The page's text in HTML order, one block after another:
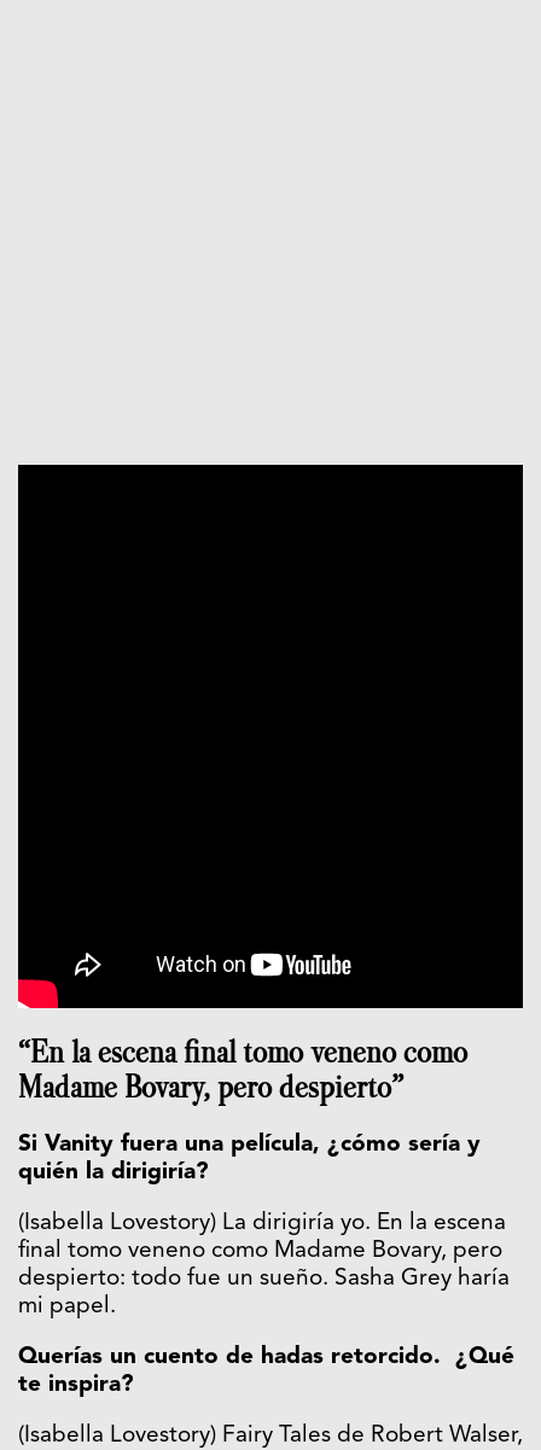
“En la escena final tomo veneno como
Madame Bovary, pero despierto”
Si Vanity fuera una película, ¿cómo sería y
quién la dirigiría?
(Isabella Lovestory) La dirigiría yo. En la escena
final tomo veneno como Madame Bovary, pero
despierto: todo fue un sueño. Sasha Grey haría
mi papel.
Querías un cuento de hadas retorcido. ¿Qué
te inspira?
(Isabella Lovestory) Fairy Tales de Robert Walser,